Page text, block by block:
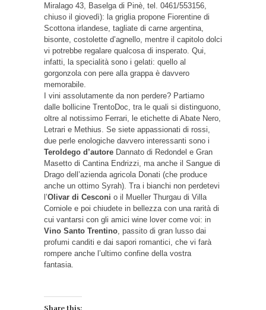
Miralago 43, Baselga di Pinè, tel. 0461/553156,
chiuso il giovedì): la griglia propone Fiorentine di
Scottona irlandese, tagliate di carne argentina,
bisonte, costolette d’agnello, mentre il capitolo dolci
vi potrebbe regalare qualcosa di insperato. Qui,
infatti, la specialità sono i gelati: quello al
gorgonzola con pere alla grappa è davvero
memorabile.
I vini assolutamente da non perdere? Partiamo
dalle bollicine TrentoDoc, tra le quali si distinguono,
oltre al notissimo Ferrari, le etichette di Abate Nero,
Letrari e Methius. Se siete appassionati di rossi,
due perle enologiche davvero interessanti sono i
Teroldego d’autore Dannato di Redondel e Gran
Masetto di Cantina Endrizzi, ma anche il Sangue di
Drago dell’azienda agricola Donati (che produce
anche un ottimo Syrah). Tra i bianchi non perdetevi
l’Olivar di Cesconi o il Mueller Thurgau di Villa
Corniole e poi chiudete in bellezza con una rarità di
cui vantarsi con gli amici wine lover come voi: in
Vino Santo Trentino, passito di gran lusso dai
profumi canditi e dai sapori romantici, che vi farà
rompere anche l’ultimo confine della vostra
fantasia.